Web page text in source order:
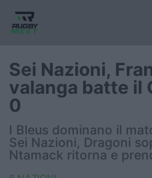
Nazionale
Nazionali giovanili
Rugby Sevens
Sei Nazioni,
valanga batte il
0
I Bleus dominano il
Sei Nazioni, Dragoni
Ntamack ritorna e